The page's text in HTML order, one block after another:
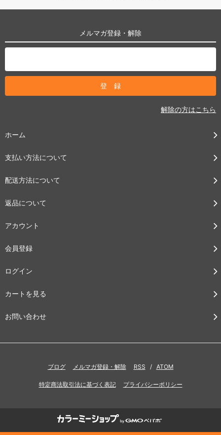
メルマガ登録・解除
解除の方はこちら
ホーム
支払い方法について
配送方法について
返品について
アカウント
会員登録
ログイン
カートを見る
お問い合わせ
ブログ メルマガ登録・解除 RSS / ATOM
特定商法取引法に基づく表記 プライバシーポリシー